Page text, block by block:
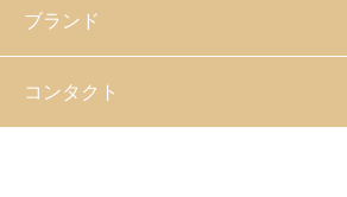
ブランド
コンタクト